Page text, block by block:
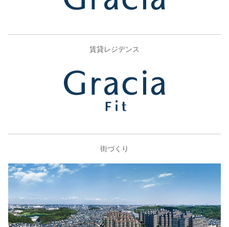
賃貸レジデンス
街づくり